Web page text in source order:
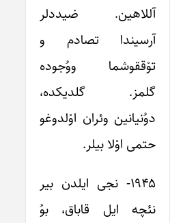
آللاهین. ضیددلر
آرسیندا تصادم و
توْققوشما ووُجوده
گلمز. گلدیکده،
دوُنیانین وئران اوْلدوغو
حتمی اوْلا بیلر.
۱۹۴۵- نجی ایلدن بیر
نئچه ایل قاباق، بوُ